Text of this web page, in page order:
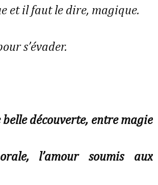
et il faut le dire, magique.
s’évader.
belle découverte, entre magie
l’amour soumis aux